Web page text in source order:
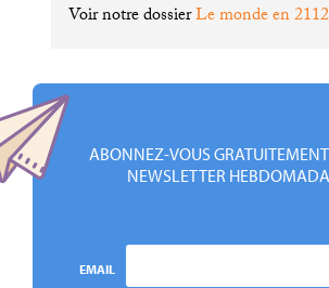
Voir notre dossierLe monde en 2112
ABONNEZ-VOUS
NEWSLETTER
EMAIL